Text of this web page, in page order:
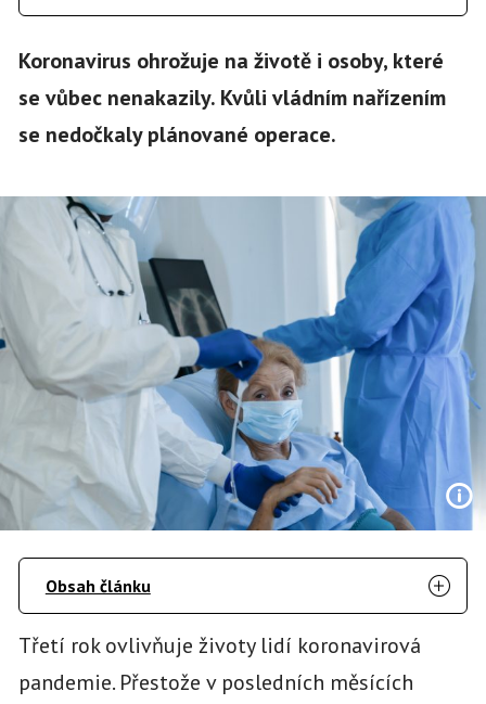
Koronavirus ohrožuje na životě i osoby, které
se vůbec nenakazily. Kvůli vládním nařízením
se nedočkaly plánované operace.
Obsah článku
Třetí rok ovlivňuje životy lidí koronavirová
pandemie. Přestože v posledních měsících